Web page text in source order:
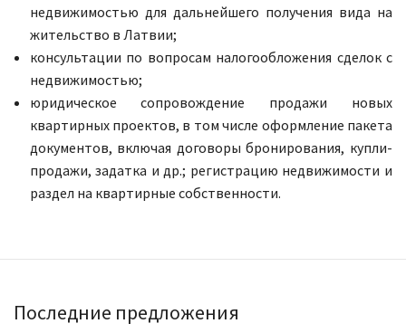
недвижимостью для дальнейшего получения вида на
жительство в Латвии;
консультации по вопросам налогообложения сделок с
недвижимостью;
юридическое сопровождение продажи новых
квартирных проектов, в том числе оформление пакета
документов, включая договоры бронирования, купли-
продажи, задатка и др.; регистрацию недвижимости и
раздел на квартирные собственности.
Последние предложения